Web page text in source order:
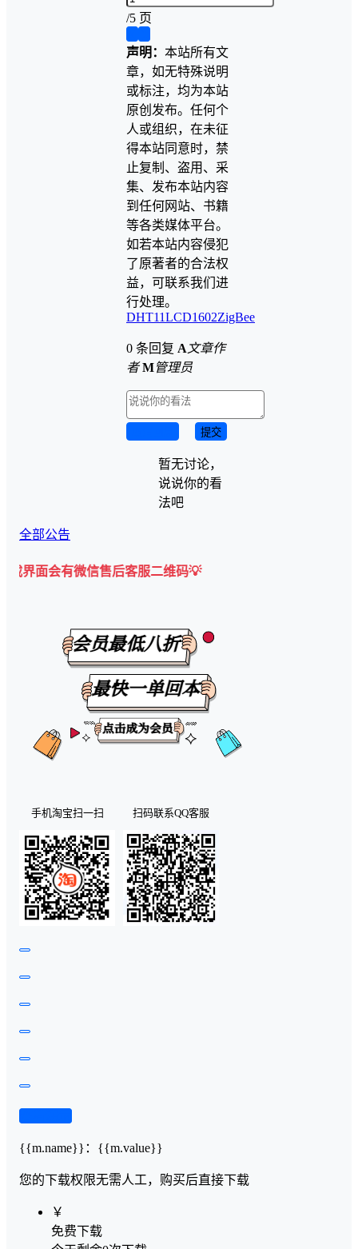
/5 页
声明： 本站所有文
章，如无特殊说明
或标注，均为本站
原创发布。任何个
人或组织，在未征
得本站同意时，禁
止复制、盗用、采
集、发布本站内容
到任何网站、书籍
等各类媒体平台。
如若本站内容侵犯
了原著者的合法权
益，可联系我们进
行处理。
DHT11LCD1602ZigBee
0 条回复 A 文章作
者 M管理员
提交
暂无讨论，
说说你的看
法吧
全部公告
微信售后客服二维码💡
手机淘宝扫一扫 扫码联系QQ客服
{{m.name}} ： {{m.value}}
您的下载权限无需人工，购买后直接下载
￥
免费下载